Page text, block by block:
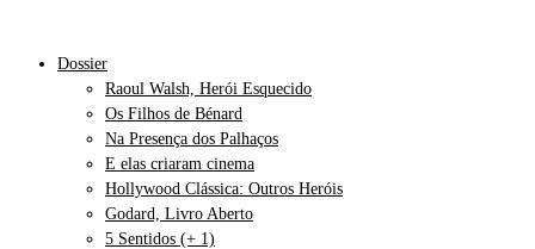
Dossier
Raoul Walsh, Herói Esquecido
Os Filhos de Bénard
Na Presença dos Palhaços
E elas criaram cinema
Hollywood Clássica: Outros Heróis
Godard, Livro Aberto
5 Sentidos (+ 1)